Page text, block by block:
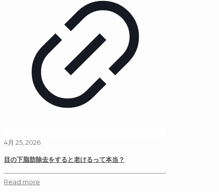
4月 25, 2026
目の下脂肪除去をすると老けるって本当？
Read more